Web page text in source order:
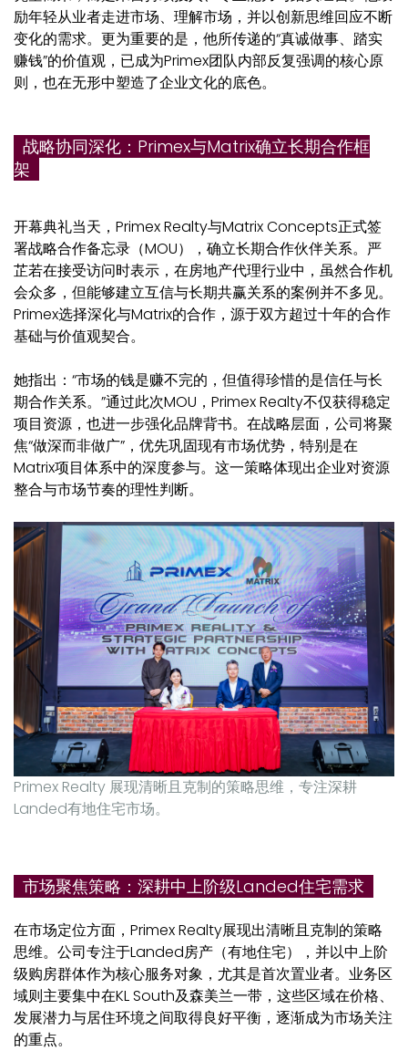
励年轻从业者走进市场、理解市场，并以创新思维回应不断
变化的需求。 更为重要的是，他所传递的“真诚做事、踏实
赚钱”的价值观，已成为Primex团队内部反复强调的核心原
则，也在无形中塑造了企业文化的底色。
战略协同深化：Primex与Matrix确立长期合作框
架
开幕典礼当天，Primex Realty与Matrix Concepts正式签
署战略合作备忘录（MOU），确立长期合作伙伴关系。严
芷若在接受访问时表示，在房地产代理行业中，虽然合作机
会众多，但能够建立互信与长期共赢关系的案例并不多见。
Primex选择深化与Matrix的合作，源于双方超过十年的合作
基础与价值观契合。
她指出：“市场的钱是赚不完的，但值得珍惜的是信任与长
期合作关系。”通过此次MOU，Primex Realty不仅获得稳定
项目资源，也进一步强化品牌背书。在战略层面，公司将聚
焦“做深而非做广”，优先巩固现有市场优势，特别是在
Matrix项目体系中的深度参与。这一策略体现出企业对资源
整合与市场节奏的理性判断。
Primex Realty 展现清晰且克制的策略思维，专注深耕
Landed有地住宅市场。
市场聚焦策略：深耕中上阶级Landed住宅需求
在市场定位方面，Primex Realty展现出清晰且克制的策略
思维。公司专注于Landed房产（有地住宅），并以中上阶
级购房群体作为核心服务对象，尤其是首次置业者。业务区
域则主要集中在KL South及森美兰一带，这些区域在价格、
发展潜力与居住环境之间取得良好平衡，逐渐成为市场关注
的重点。